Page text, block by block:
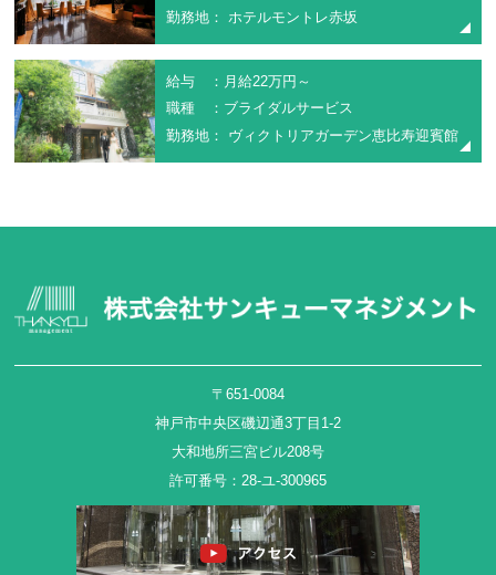
勤務地： ホテルモントレ赤坂
給与 ：月給22万円～
職種 ：ブライダルサービス
勤務地： ヴィクトリアガーデン恵比寿迎賓館
〒651-0084
神戸市中央区磯辺通3丁目1-2
大和地所三宮ビル208号
許可番号：28-ユ-300965